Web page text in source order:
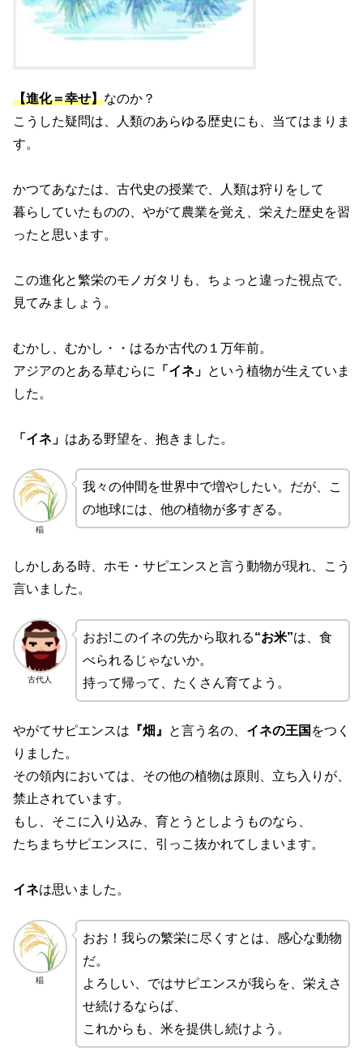
【進化＝幸せ】なのか？
こうした疑問は、人類のあらゆる歴史にも、当てはまりま
す。
かつてあなたは、古代史の授業で、人類は狩りをして
暮らしていたものの、やがて農業を覚え、栄えた歴史を習
ったと思います。
この進化と繁栄のモノガタリも、ちょっと違った視点で、
見てみましょう。
むかし、むかし・・はるか古代の１万年前。
アジアのとある草むらに
「イネ」 という植物が生えていま
した。
「イネ」 はある野望を、抱きました。
稲
我々の仲間を世界中で増やしたい。だが、こ
の地球には、他の植物が多すぎる。
しかしある時、ホモ・サピエンスと言う動物が現れ、こう
言いました。
古代人
おお!このイネの先から取れる“お米”は、食
べられるじゃないか。
持って帰って、たくさん育てよう。
やがてサピエンスは 『畑』 と言う名の、 イネの王国 をつく
りました。
その領内においては、その他の植物は原則、立ち入りが、
禁止されています。
もし、そこに入り込み、育とうとしようものなら、
たちまちサピエンスに、引っこ抜かれてしまいます。
イネは思いました。
稲
おお！我らの繁栄に尽くすとは、感心な動物
だ。
よろしい、ではサピエンスが我らを、栄えさ
せ続けるならば、
これからも、米を提供し続けよう。